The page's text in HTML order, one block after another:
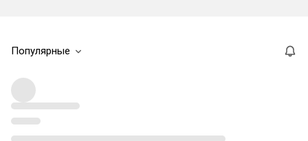
Популярные